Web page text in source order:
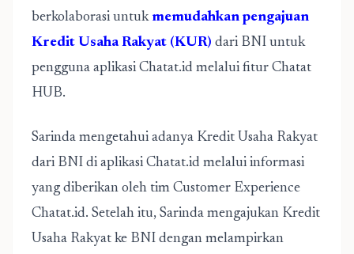
berkolaborasi untuk memudahkan pengajuan
Kredit Usaha Rakyat (KUR) dari BNI untuk
pengguna aplikasi Chatat.id melalui fitur Chatat
HUB.
Sarinda mengetahui adanya Kredit Usaha Rakyat
dari BNI di aplikasi Chatat.id melalui informasi
yang diberikan oleh tim Customer Experience
Chatat.id. Setelah itu, Sarinda mengajukan Kredit
Usaha Rakyat ke BNI dengan melampirkan